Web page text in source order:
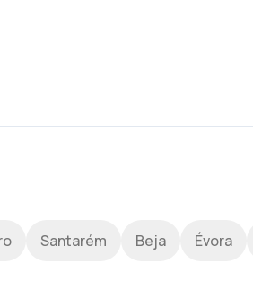
Santarém Beja Évora